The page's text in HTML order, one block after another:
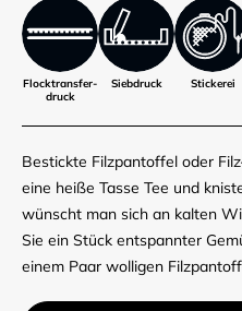
Flocktransfer­
druck
Siebdruck Stickerei
Bestickte Filzpantoffel oder
eine heiße Tasse Tee und
wünscht man sich an kalten
Sie ein Stück entspannter
einem Paar wolligen